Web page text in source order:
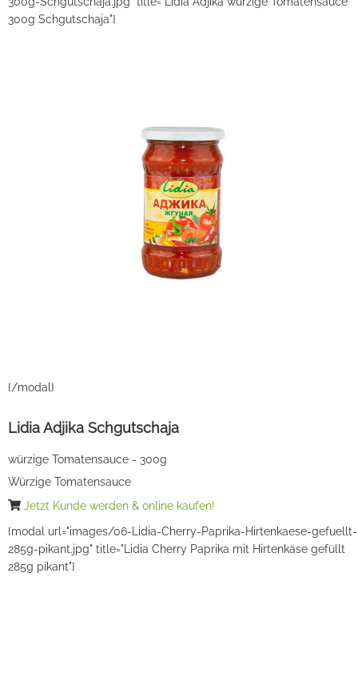
300g Schgutschaja"}
{/modal}
Lidia Adjika Schgutschaja
würzige Tomatensauce - 300g
Würzige Tomatensauce
Jetzt Kunde werden & online kaufen!
{modal url="images/06-Lidia-Cherry-Paprika-Hirtenkaese-gefuellt-
285g-pikant.jpg" title="Lidia Cherry Paprika mit Hirtenkäse gefüllt
285g pikant"}